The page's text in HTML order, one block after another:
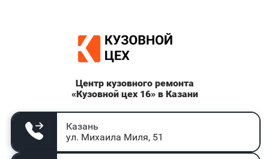
Центр кузовного ремонта
«Кузовной цех 16» в Казани
Казань
ул. Михаила Миля, 51